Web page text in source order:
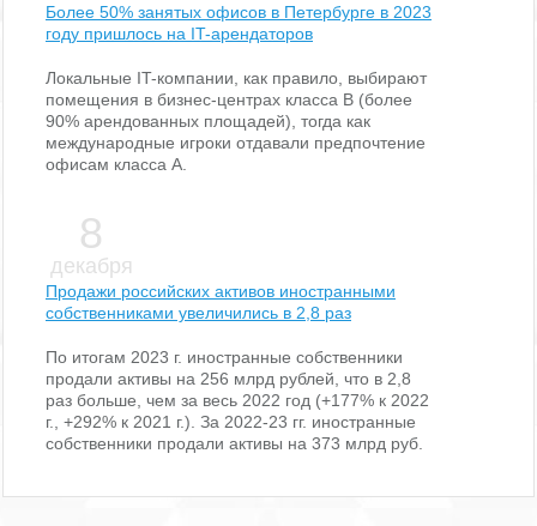
Более 50% занятых офисов в Петербурге в 2023
году пришлось на IT-арендаторов
Локальные IT-компании, как правило, выбирают
помещения в бизнес-центрах класса В (более
90% арендованных площадей), тогда как
международные игроки отдавали предпочтение
офисам класса А.
8
декабря
Продажи российских активов иностранными
собственниками увеличились в 2,8 раз
По итогам 2023 г. иностранные собственники
продали активы на 256 млрд рублей, что в 2,8
раз больше, чем за весь 2022 год (+177% к 2022
г., +292% к 2021 г.). За 2022-23 гг. иностранные
собственники продали активы на 373 млрд руб.